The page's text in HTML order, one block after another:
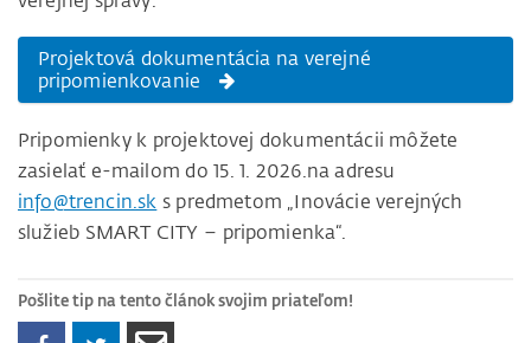
Projektová dokumentácia na verejné
pripomienkovanie
Pripomienky k projektovej dokumentácii môžete
zasielať e-mailom do 15. 1. 2026.na adresu
info@trencin.sk s predmetom „Inovácie verejných
služieb SMART CITY – pripomienka“.
Pošlite tip na tento článok svojim priateľom!